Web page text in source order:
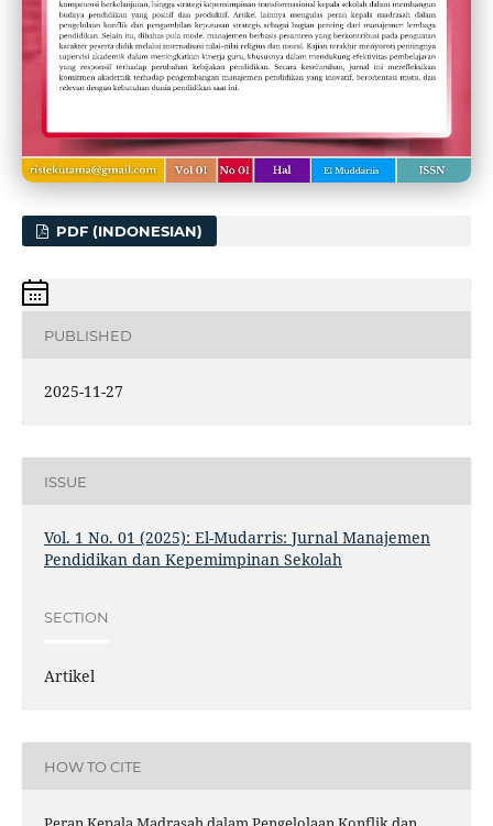
PDF (INDONESIAN)
PUBLISHED
2025-11-27
ISSUE
Vol. 1 No. 01 (2025): El-Mudarris: Jurnal Manajemen
Pendidikan dan Kepemimpinan Sekolah
SECTION
Artikel
HOW TO CITE